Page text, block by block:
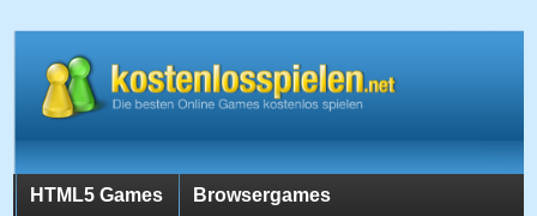
HTML5 Games Browsergames